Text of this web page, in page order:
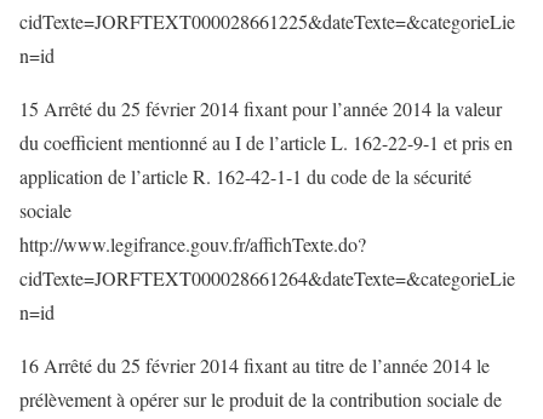
cidTexte=JORFTEXT000028661225&dateTexte=&categorieLie
n=id
15 Arrêté du 25 février 2014 fixant pour l’année 2014 la valeur
du coefficient mentionné au I de l’article L. 162-22-9-1 et pris en
application de l’article R. 162-42-1-1 du code de la sécurité
sociale
http://www.legifrance.gouv.fr/affichTexte.do?
cidTexte=JORFTEXT000028661264&dateTexte=&categorieLie
n=id
16 Arrêté du 25 février 2014 fixant au titre de l’année 2014 le
prélèvement à opérer sur le produit de la contribution sociale de